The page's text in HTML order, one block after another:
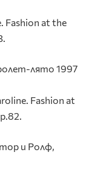
at the
лято 1997
Fashion at
и Ролф,